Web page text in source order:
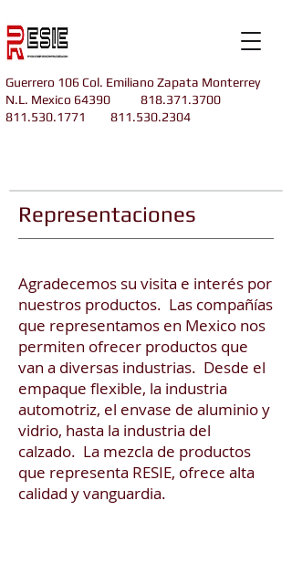
Guerrero 106 Col. Emiliano Zapata Monterrey
N.L. Mexico 64390 818.371.3700
811.530.1771
811.530.2304
Representaciones
Agradecemos su visita e interés por
nuestros productos. Las compañías
que representamos en Mexico nos
permiten ofrecer productos que
van a diversas industrias. Desde el
empaque flexible, la industria
automotriz, el envase de aluminio y
vidrio, hasta la industria del
calzado. La mezcla de productos
que representa RESIE, ofrece alta
calidad y vanguardia.